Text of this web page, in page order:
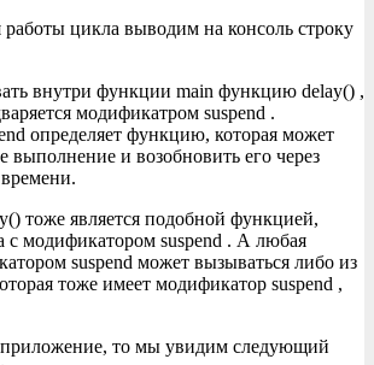
цикла выводим на консоль строку
внутри функции main функцию delay() ,
модификатром suspend .
определяет функцию, которая может
выполнение и возобновить его через
тоже является подобной функцией,
с модификатором suspend . А любая
suspend может вызываться либо из
тоже имеет модификатор suspend ,
то мы увидим следующий